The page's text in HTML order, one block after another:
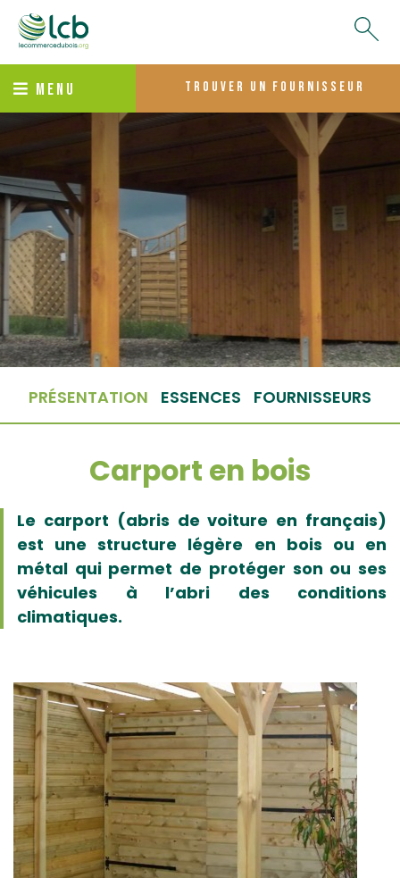
MENU trouver un fournisseur
PRÉSENTATION ESSENCES FOURNISSEURS
Carport en bois
Le carport (abris de voiture en français)
est une structure légère en bois ou en
métal qui permet de protéger son ou ses
véhicules à l’abri des conditions
climatiques.